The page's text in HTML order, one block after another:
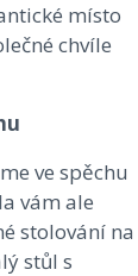
místo
chvíle
ve spěchu
vám ale
stolování na
stůl s